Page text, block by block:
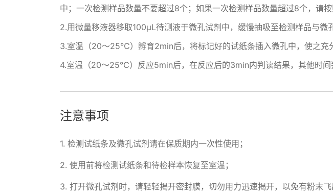
中；一次检测样品数量不要超过8个；如果一次检测样品数量超过8个，请按
2.用微量移液器移取100µL待测液于微孔试剂中，缓慢抽吸至检测样品与微
3.室温（20～25℃）孵育2min后，将标记好的试纸条插入微孔中，使之充
4.室温（20～25℃）反应5min后，在反应后的3min内判读结果，其他时间
注意事项
1. 检测试纸条及微孔试剂请在保质期内一次性使用；
2. 使用前将检测试纸条和待检样本恢复至室温；
3. 打开微孔试剂时，请轻轻揭开密封膜，切勿用力迅速揭开，以免有粉末飞